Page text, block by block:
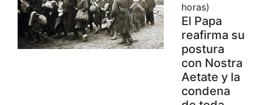
horas)
El Papa
reafirma su
postura
con Nostra
Aetate y la
condena